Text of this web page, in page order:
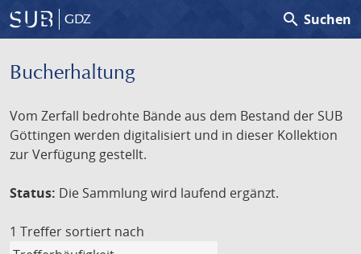
GDZ search Suchen
Bucherhaltung
Vom Zerfall bedrohte Bände aus dem Bestand der SUB
Göttingen werden digitalisiert und in dieser Kollektion
zur Verfügung gestellt.
Status: Die Sammlung wird laufend ergänzt.
1 Treffer sortiert nach